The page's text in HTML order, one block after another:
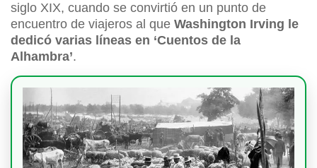
siglo XIX, cuando se convirtió en un punto de
encuentro de viajeros al que Washington Irving le
dedicó varias líneas en ‘Cuentos de la
Alhambra’.